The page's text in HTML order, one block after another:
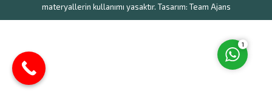
materyallerin kullanımı yasaktır. Tasarım: Team Ajans
Cevap Yaz
1